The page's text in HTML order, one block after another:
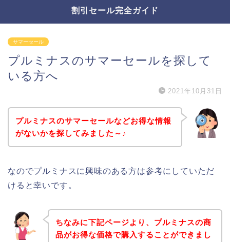
割引セール完全ガイド
サマーセール
プルミナスのサマーセールを探して
いる方へ
2021年10月31日
プルミナスのサマーセールなどお得な情報
がないかを探してみました～♪
なのでプルミナスに興味のある方は参考にしていただ
けると幸いです。
ちなみに下記ページより、プルミナスの商
品がお得な価格で購入することができまし